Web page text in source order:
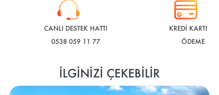
CANLI DESTEK HATTI
0538 059 11 77
KREDİ KARTI İLE
ÖDEME
İLGINIZI ÇEKEBILIR